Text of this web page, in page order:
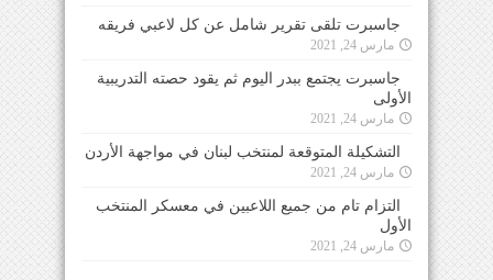
جاسبرت تلقى تقرير شامل عن كل لاعبي فريقه
مارس 24, 2021
جاسبرت يجتمع ببدر اليوم ثم يقود حصته التدريبية
الأولى
مارس 24, 2021
التشكيلة المتوقعة لمنتخب لبنان في مواجهة الأردن
مارس 24, 2021
التزام تام من جميع اللاعبين في معسكر المنتخب
الأول
مارس 24, 2021